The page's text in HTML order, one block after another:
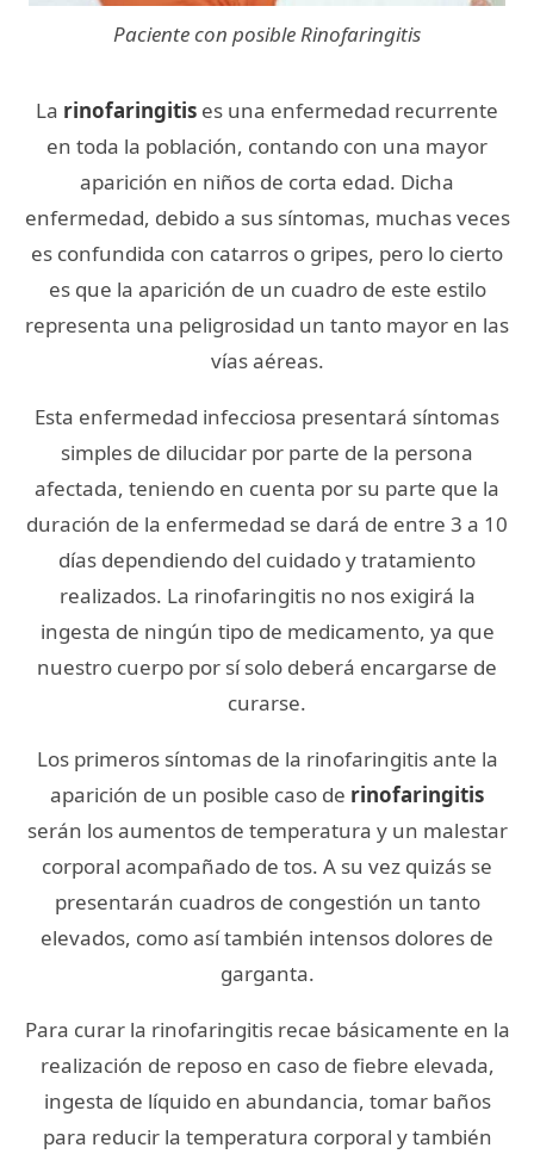
Paciente con posible Rinofaringitis
La rinofaringitis es una enfermedad recurrente
en toda la población, contando con una mayor
aparición en niños de corta edad. Dicha
enfermedad, debido a sus síntomas, muchas veces
es confundida con catarros o gripes, pero lo cierto
es que la aparición de un cuadro de este estilo
representa una peligrosidad un tanto mayor en las
vías aéreas.
Esta enfermedad infecciosa presentará síntomas
simples de dilucidar por parte de la persona
afectada, teniendo en cuenta por su parte que la
duración de la enfermedad se dará de entre 3 a 10
días dependiendo del cuidado y tratamiento
realizados. La rinofaringitis no nos exigirá la
ingesta de ningún tipo de medicamento, ya que
nuestro cuerpo por sí solo deberá encargarse de
curarse.
Los primeros síntomas de la rinofaringitis ante la
aparición de un posible caso de rinofaringitis
serán los aumentos de temperatura y un malestar
corporal acompañado de tos. A su vez quizás se
presentarán cuadros de congestión un tanto
elevados, como así también intensos dolores de
garganta.
Para curar la rinofaringitis recae básicamente en la
realización de reposo en caso de fiebre elevada,
ingesta de líquido en abundancia, tomar baños
para reducir la temperatura corporal y también